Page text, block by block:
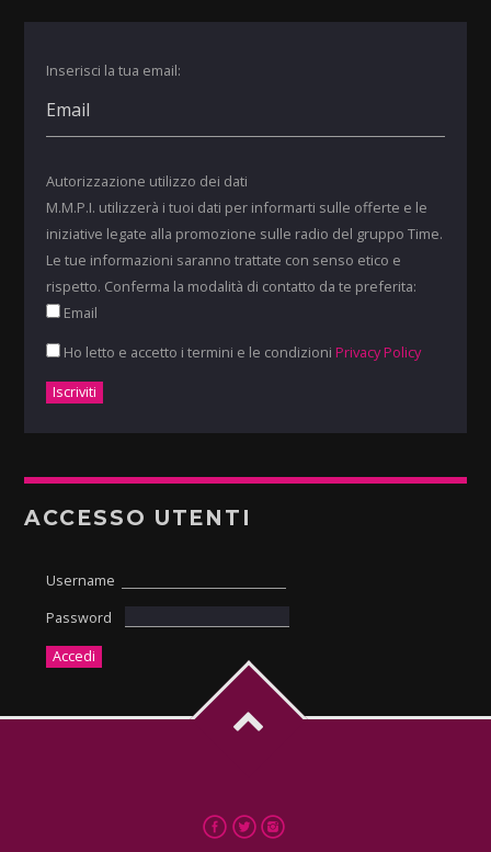
Inserisci la tua email:
Autorizzazione utilizzo dei dati
M.M.P.I. utilizzerà i tuoi dati per informarti sulle offerte e le
iniziative legate alla promozione sulle radio del gruppo Time.
Le tue informazioni saranno trattate con senso etico e
rispetto. Conferma la modalità di contatto da te preferita:
Email
Ho letto e accetto i termini e le condizioni Privacy Policy
ACCESSO UTENTI
Username
Password